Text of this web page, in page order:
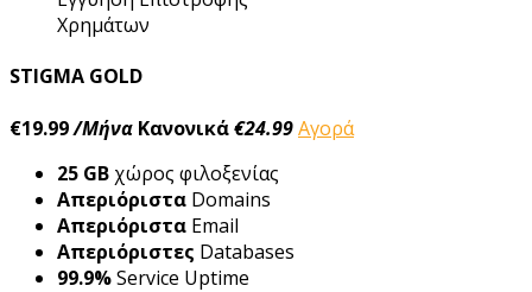
Xρημάτων
STIGMA GOLD
€19.99/Μήνα Κανονικά€24.99Αγορά
25 GB χώρος φιλοξενίας
Απεριόριστα Domains
Απεριόριστα Email
Απεριόριστες Databases
99.9%Service Uptime